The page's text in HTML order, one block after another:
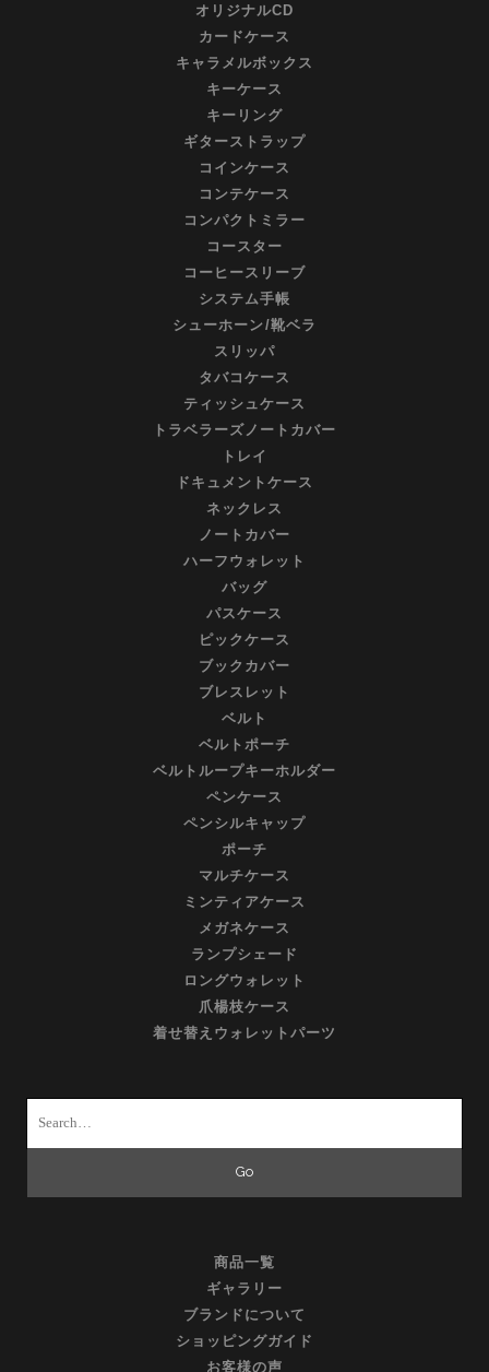
オリジナルCD
カードケース
キャラメルボックス
キーケース
キーリング
ギターストラップ
コインケース
コンテケース
コンパクトミラー
コースター
コーヒースリーブ
システム手帳
シューホーン/靴ベラ
スリッパ
タバコケース
ティッシュケース
トラベラーズノートカバー
トレイ
ドキュメントケース
ネックレス
ノートカバー
ハーフウォレット
バッグ
パスケース
ピックケース
ブックカバー
ブレスレット
ベルト
ベルトポーチ
ベルトループキーホルダー
ペンケース
ペンシルキャップ
ポーチ
マルチケース
ミンティアケース
メガネケース
ランプシェード
ロングウォレット
爪楊枝ケース
着せ替えウォレットパーツ
商品一覧
ギャラリー
ブランドについて
ショッピングガイド
お客様の声